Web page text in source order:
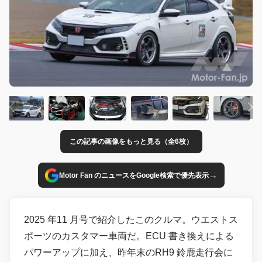
この記事の画像をもっと見る（全6枚）
Motor Fan のニュースをGoogle検索で優先表示→
2025 年11 月号で紹介したこのクルマ。ウエストス
ポーツのカスタマー車両だ。ECU 書き換えによる
パワーアップに加え、昨年末のRH9 鈴鹿走行会に